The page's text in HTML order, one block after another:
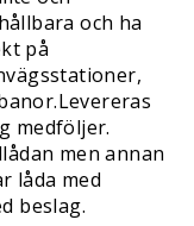
och ha
på
medföljer.
men annan
låda med
beslag.